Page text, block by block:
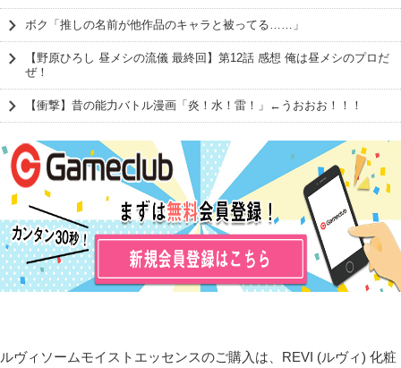
ボク「推しの名前が他作品のキャラと被ってる……」
【野原ひろし 昼メシの流儀 最終回】第12話 感想 俺は昼メシのプロだ
ぜ！
【衝撃】昔の能力バトル漫画「炎！水！雷！」←うおおお！！！
ルヴィソームモイストエッセンスのご購入は、REVI (ルヴィ) 化粧